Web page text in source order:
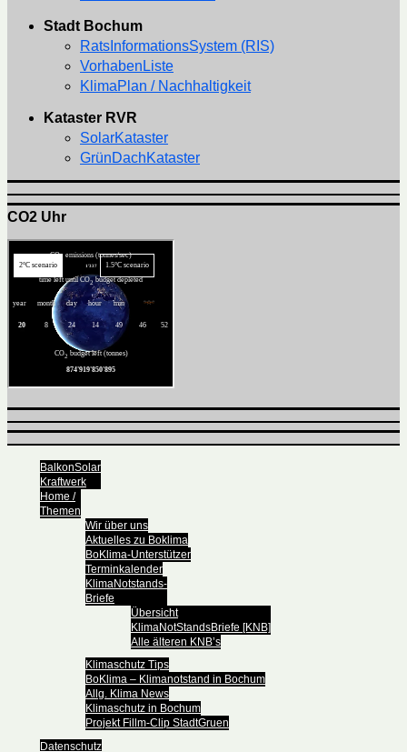
Stadt Bochum
RatsInformationsSystem (RIS)
VorhabenListe
KlimaPlan / Nachhaltigkeit
Kataster RVR
SolarKataster
GrünDachKataster
CO2 Uhr
BalkonSolar
Kraftwerk
Home /
Themen
Wir über uns
Aktuelles zu Boklima
BoKlima-Unterstützer
Terminkalender
KlimaNotstands-
Briefe
Übersicht
KlimaNotStandsBriefe [KNB]
Alle älteren KNB’s
Klimaschutz Tips
BoKlima – Klimanotstand in Bochum
Allg. Klima News
Klimaschutz in Bochum
Projekt Fillm-Clip StadtGruen
Datenschutz